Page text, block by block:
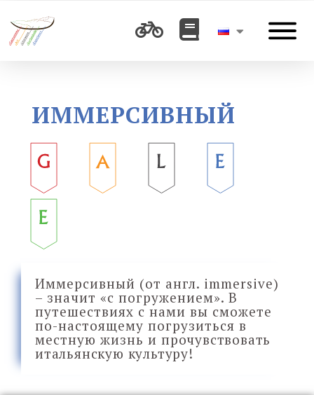
ИММЕРСИВНЫЙ
Иммерсивный (от англ. immersive)
– значит «с погружением». В
путешествиях с нами вы сможете
по-настоящему погрузиться в
местную жизнь и прочувствовать
итальянскую культуру!